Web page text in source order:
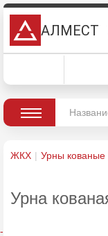
АЛМЕСТ
ЖКХ Урны кованые
Урна